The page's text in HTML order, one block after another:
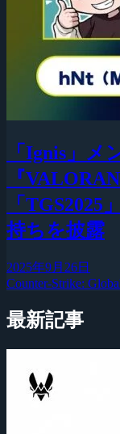
「Ignis」メ
『
「
持ちを披露
2025年9月26日
Counter-Strike:
最新記事